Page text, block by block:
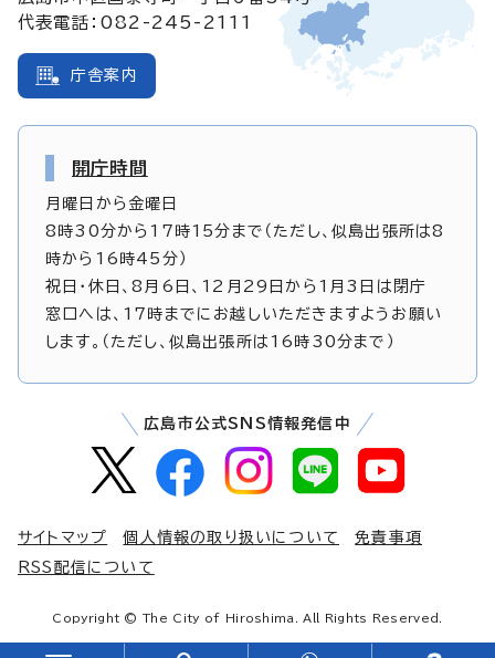
代表電話：082-245-2111
庁舎案内
開庁時間
月曜日から金曜日
8時30分から17時15分まで（ただし、似島出張所は8
時から16時45分）
祝日・休日、8月6日、12月29日から1月3日は閉庁
窓口へは、17時までにお越しいただきますようお願い
します。（ただし、似島出張所は16時30分まで）
広島市公式SNS情報発信中
サイトマップ 個人情報の取り扱いについて
免責事項
RSS配信について
Copyright © The City of Hiroshima. All Rights Reserved.